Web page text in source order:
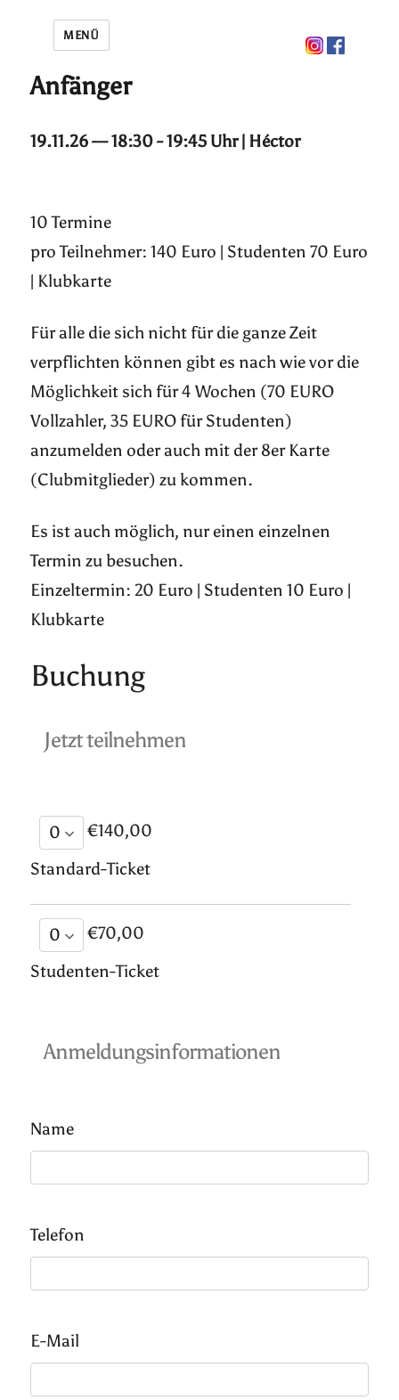
MENÜ
Anfänger
19.11.26 — 18:30 - 19:45 Uhr | Héctor
10 Termine
pro Teilnehmer: 140 Euro | Studenten 70 Euro
| Klubkarte
Für alle die sich nicht für die ganze Zeit
verpflichten können gibt es nach wie vor die
Möglichkeit sich für 4 Wochen (70 EURO
Vollzahler, 35 EURO für Studenten)
anzumelden oder auch mit der 8er Karte
(Clubmitglieder) zu kommen.
Es ist auch möglich, nur einen einzelnen
Termin zu besuchen.
Einzeltermin: 20 Euro | Studenten 10 Euro |
Klubkarte
Buchung
Jetzt teilnehmen
€140,00
Standard-Ticket
€70,00
Studenten-Ticket
Anmeldungsinformationen
Name
Telefon
E-Mail